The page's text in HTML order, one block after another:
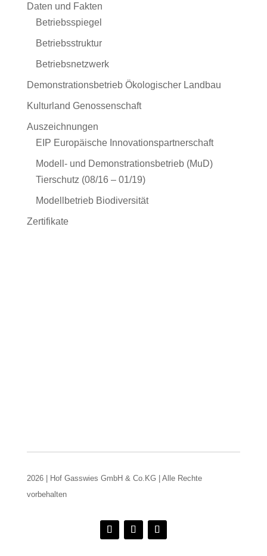
Daten und Fakten
Betriebsspiegel
Betriebsstruktur
Betriebsnetzwerk
Demonstrationsbetrieb Ökologischer Landbau
Kulturland Genossenschaft
Auszeichnungen
EIP Europäische Innovationspartnerschaft
Modell- und Demonstrationsbetrieb (MuD)
Tierschutz (08/16 – 01/19)
Modellbetrieb Biodiversität
Zertifikate
2026 | Hof Gasswies GmbH & Co.KG | Alle Rechte
vorbehalten